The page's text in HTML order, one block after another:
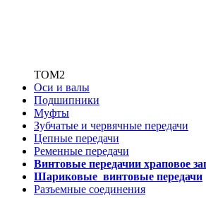
ТОМ2
Оси и валы
Подшипники
Муфты
Зубчатые и червячные передачи
Цепные передачи
Ременные передачи
Винтовые передачии храповое
Шариковые винтовые передачи
Разъемные соединения